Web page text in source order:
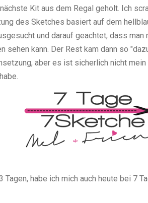
Kit aus dem Regal geholt. Ich
des Sketches basiert auf dem
und darauf geachtet, dass man
sehen kann. Der Rest kam dann so
aber es ist sicherlich nicht
habe ich mich auch heute bei 7